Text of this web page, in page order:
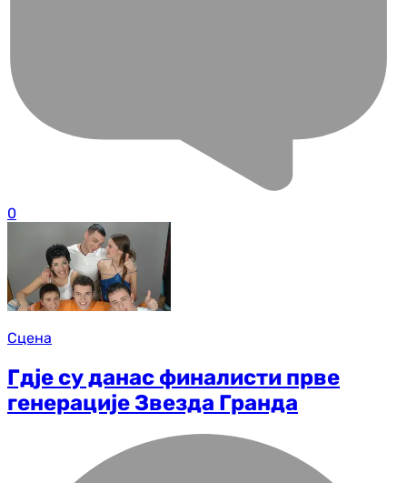
0
Сцена
Гдје су данас финалисти прве
генерације Звезда Гранда